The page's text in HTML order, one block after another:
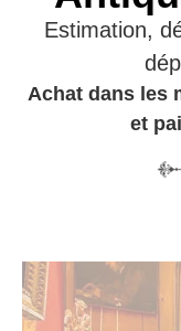
Estimation,
Achat dans les
et